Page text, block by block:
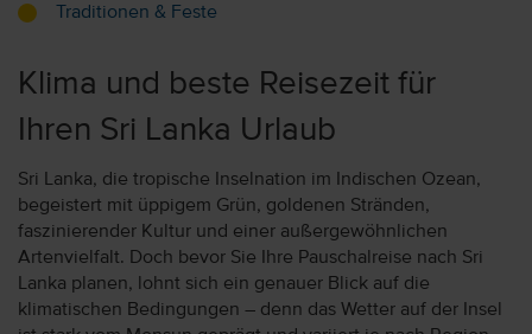
Traditionen & Feste
Klima und beste Reisezeit für
Ihren Sri Lanka Urlaub
Sri Lanka, die tropische Inselnation im Indischen Ozean,
begeistert mit üppigem Grün, goldenen Stränden,
faszinierender Kultur und einer außergewöhnlichen
Artenvielfalt. Doch bevor Sie Ihre Pauschalreise nach Sri
Lanka planen, lohnt sich ein genauer Blick auf die
klimatischen Bedingungen – denn das Wetter auf der Insel